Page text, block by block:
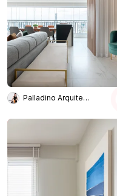
Palladino Arquitetura